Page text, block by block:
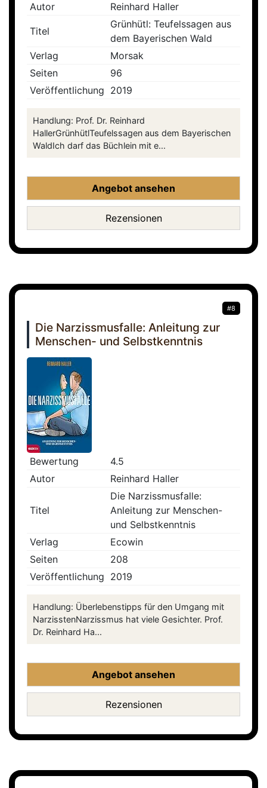
Autor
Reinhard Haller
Titel
Grünhütl: Teufelssagen aus
dem Bayerischen Wald
Verlag
Morsak
Seiten
96
Veröffentlichung 2019
Handlung: Prof. Dr. Reinhard
HallerGrünhütlTeufelssagen aus dem Bayerischen
WaldIch darf das Büchlein mit e...
Angebot ansehen
Rezensionen
#8
Die Narzissmusfalle: Anleitung zur
Menschen- und Selbstkenntnis
Bewertung
4.5
Autor
Reinhard Haller
Titel
Die Narzissmusfalle:
Anleitung zur Menschen-
und Selbstkenntnis
Verlag
Ecowin
Seiten
208
Veröffentlichung 2019
Handlung: Überlebenstipps für den Umgang mit
NarzisstenNarzissmus hat viele Gesichter. Prof.
Dr. Reinhard Ha...
Angebot ansehen
Rezensionen